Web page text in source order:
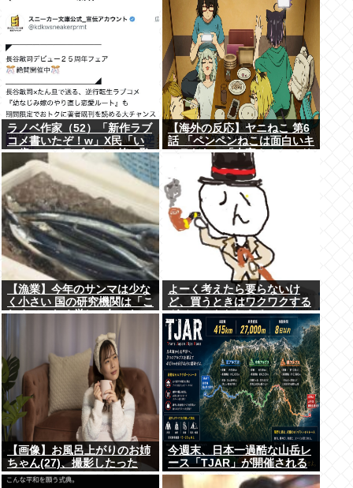
ラノベ作家（52）「新作ラブ
コメ書いたぞ！w」X民「い
い歳こいてラブコメ（笑）恥
ずかしくないの？」
【海外の反応】ヤニねこ 第6
話 「ペンペンねこは面白いキ
ャラだな」「大家さんとのド
ライブのシーン、リアルすぎ
て辛かった」
【漁業】今年のサンマは少な
く小さい 国の研究機関は「こ
れまでになく厳しい年にな
よーく考えたら要らないけ
ど、買うときはワクワクする
ガジェットおしえろ
【画像】お風呂上がりのお姉
ちゃん(27)、撮影したった
www
今週末、日本一過酷な山岳レ
ース「TJAR」が開催される